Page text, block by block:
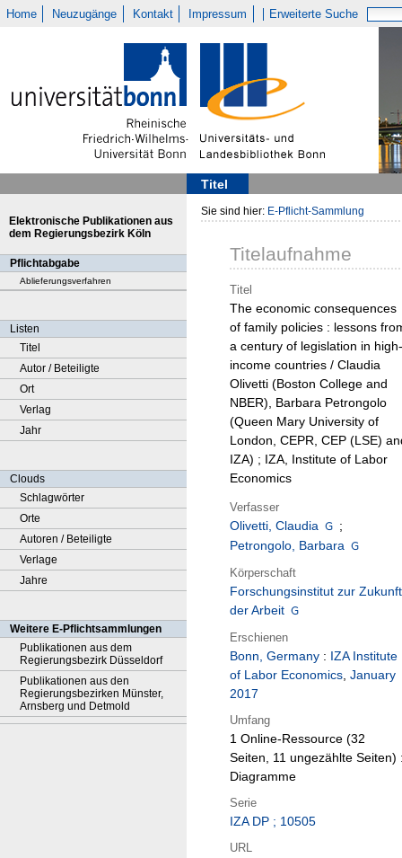
Home Neuzugänge Kontakt Impressum Erweiterte Suche
Titel
Elektronische Publikationen aus
dem Regierungsbezirk Köln
Pflichtabgabe
Ablieferungsverfahren
Listen
Titel
Autor / Beteiligte
Ort
Verlag
Jahr
Clouds
Schlagwörter
Orte
Autoren / Beteiligte
Verlage
Jahre
Weitere E-Pflichtsammlungen
Publikationen aus dem
Regierungsbezirk Düsseldorf
Publikationen aus den
Regierungsbezirken Münster,
Arnsberg und Detmold
Sie sind hier: E-Pflicht-Sammlung
Titelaufnahme
Titel
The economic consequences
of family policies : lessons
a century of legislation in high-
income countries / Claudia
Olivetti (Boston College and
NBER), Barbara Petrongolo
(Queen Mary University of
London, CEPR, CEP (LSE)
IZA) ; IZA, Institute of Labor
Economics
Verfasser
Olivetti, Claudia
;
Petrongolo, Barbara
Körperschaft
Forschungsinstitut zur Zukunft
der Arbeit
Erschienen
Bonn, Germany : IZA Institute
of Labor Economics, January
2017
Umfang
1 Online-Ressource (32
Seiten, 11 ungezählte Seiten)
Diagramme
Serie
IZA DP ; 10505
URL